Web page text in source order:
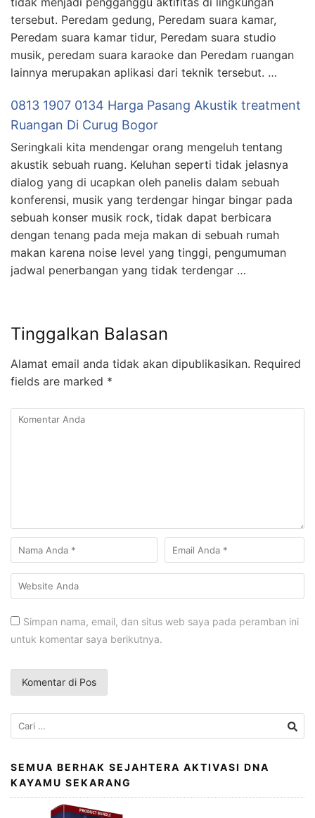
tersebut. Peredam gedung, Peredam suara kamar,
Peredam suara kamar tidur, Peredam suara studio
musik, peredam suara karaoke dan Peredam ruangan
lainnya merupakan aplikasi dari teknik tersebut. …
0813 1907 0134 Harga Pasang Akustik treatment
Ruangan Di Curug Bogor
Seringkali kita mendengar orang mengeluh tentang
akustik sebuah ruang. Keluhan seperti tidak jelasnya
dialog yang di ucapkan oleh panelis dalam sebuah
konferensi, musik yang terdengar hingar bingar pada
sebuah konser musik rock, tidak dapat berbicara
dengan tenang pada meja makan di sebuah rumah
makan karena noise level yang tinggi, pengumuman
jadwal penerbangan yang tidak terdengar …
Tinggalkan Balasan
Alamat email anda tidak akan dipublikasikan. Required
fields are marked *
Simpan nama, email, dan situs web saya pada peramban ini
untuk komentar saya berikutnya.
Cari
untuk:
SEMUA BERHAK SEJAHTERA AKTIVASI DNA
KAYAMU SEKARANG